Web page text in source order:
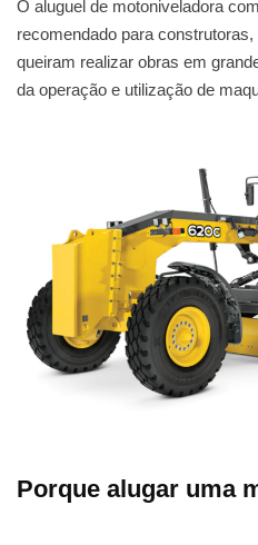
O aluguel de motoniveladora
recomendado para
queiram realizar obras em
da operação e utilização de
Porque alugar uma